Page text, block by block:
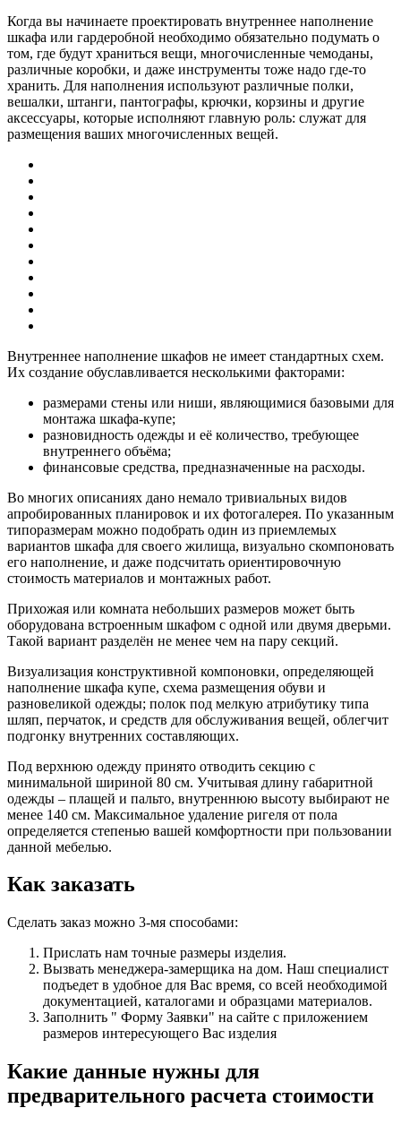
Когда вы начинаете проектировать внутреннее наполнение
шкафа или гардеробной необходимо обязательно подумать о
том, где будут храниться вещи, многочисленные чемоданы,
различные коробки, и даже инструменты тоже надо где-то
хранить. Для наполнения используют различные полки,
вешалки, штанги, пантографы, крючки, корзины и другие
аксессуары, которые исполняют главную роль: служат для
размещения ваших многочисленных вещей.
Внутреннее наполнение шкафов не имеет стандартных схем.
Их создание обуславливается несколькими факторами:
размерами стены или ниши, являющимися базовыми для
монтажа шкафа-купе;
разновидность одежды и её количество, требующее
внутреннего объёма;
финансовые средства, предназначенные на расходы.
Во многих описаниях дано немало тривиальных видов
апробированных планировок и их фотогалерея. По указанным
типоразмерам можно подобрать один из приемлемых
вариантов шкафа для своего жилища, визуально скомпоновать
его наполнение, и даже подсчитать ориентировочную
стоимость материалов и монтажных работ.
Прихожая или комната небольших размеров может быть
оборудована встроенным шкафом с одной или двумя дверьми.
Такой вариант разделён не менее чем на пару секций.
Визуализация конструктивной компоновки, определяющей
наполнение шкафа купе, схема размещения обуви и
разновеликой одежды; полок под мелкую атрибутику типа
шляп, перчаток, и средств для обслуживания вещей, облегчит
подгонку внутренних составляющих.
Под верхнюю одежду принято отводить секцию с
минимальной шириной 80 см. Учитывая длину габаритной
одежды – плащей и пальто, внутреннюю высоту выбирают не
менее 140 см. Максимальное удаление ригеля от пола
определяется степенью вашей комфортности при пользовании
данной мебелью.
Как заказать
Сделать заказ можно 3-мя способами:
Прислать нам точные размеры изделия.
Вызвать менеджера-замерщика на дом. Наш специалист
подъедет в удобное для Вас время, со всей необходимой
документацией, каталогами и образцами материалов.
Заполнить " Форму Заявки" на сайте с приложением
размеров интересующего Вас изделия
Какие данные нужны для
предварительного расчета стоимости